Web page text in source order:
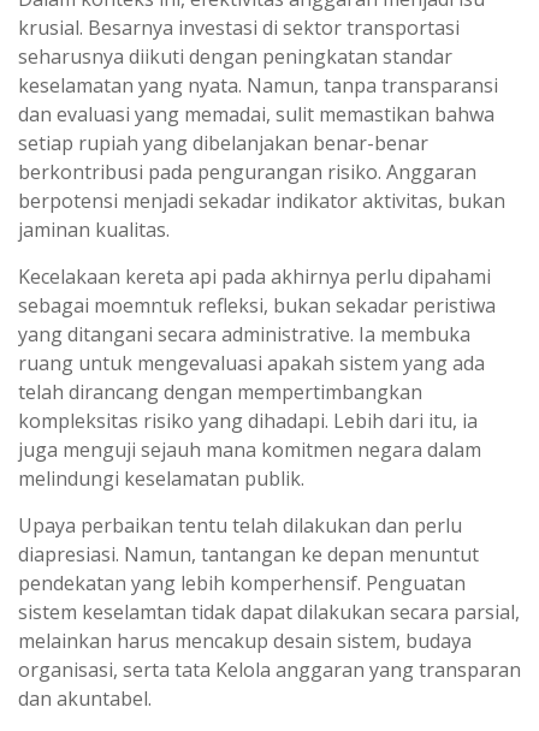
krusial. Besarnya investasi di sektor transportasi
seharusnya diikuti dengan peningkatan standar
keselamatan yang nyata. Namun, tanpa transparansi
dan evaluasi yang memadai, sulit memastikan bahwa
setiap rupiah yang dibelanjakan benar-benar
berkontribusi pada pengurangan risiko. Anggaran
berpotensi menjadi sekadar indikator aktivitas, bukan
jaminan kualitas.
Kecelakaan kereta api pada akhirnya perlu dipahami
sebagai moemntuk refleksi, bukan sekadar peristiwa
yang ditangani secara administrative. Ia membuka
ruang untuk mengevaluasi apakah sistem yang ada
telah dirancang dengan mempertimbangkan
kompleksitas risiko yang dihadapi. Lebih dari itu, ia
juga menguji sejauh mana komitmen negara dalam
melindungi keselamatan publik.
Upaya perbaikan tentu telah dilakukan dan perlu
diapresiasi. Namun, tantangan ke depan menuntut
pendekatan yang lebih komperhensif. Penguatan
sistem keselamtan tidak dapat dilakukan secara parsial,
melainkan harus mencakup desain sistem, budaya
organisasi, serta tata Kelola anggaran yang transparan
dan akuntabel.